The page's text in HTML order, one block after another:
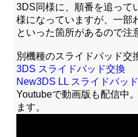
3DS同様に、順番を追って
様になっていますが、一部
といった箇所があるので注
別機種のスライドパッド交
3DS スライドパッド交換
New3DS LL スライドパッ
Youtubeで動画版も配信中
ます。